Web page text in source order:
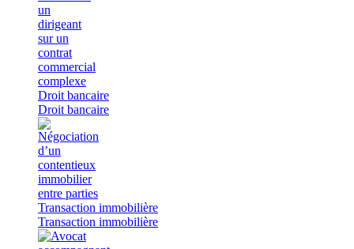
Droit bancaire
Droit bancaire
Transaction immobilière
Transaction immobilière